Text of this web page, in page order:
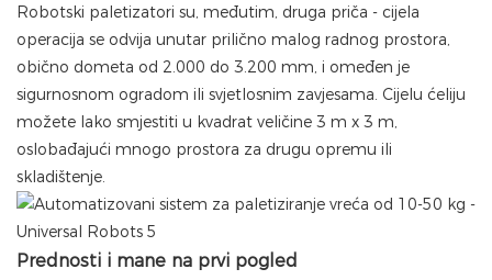
Robotski paletizatori su, međutim, druga priča - cijela
operacija se odvija unutar prilično malog radnog prostora,
obično dometa od 2.000 do 3.200 mm, i omeđen je
sigurnosnom ogradom ili svjetlosnim zavjesama. Cijelu ćeliju
možete lako smjestiti u kvadrat veličine 3 m x 3 m,
oslobađajući mnogo prostora za drugu opremu ili
skladištenje.
Prednosti i mane na prvi pogled